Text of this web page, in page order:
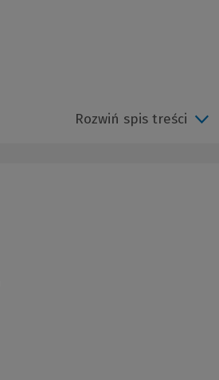
Rozwiń spis treści